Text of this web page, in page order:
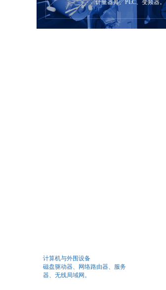
计量器具、PLC、变频器。
计算机与外围设备
磁盘驱动器、网络路由器、服务
器、无线局域网。